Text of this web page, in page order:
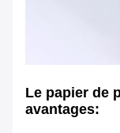
Le papier de
avantages: